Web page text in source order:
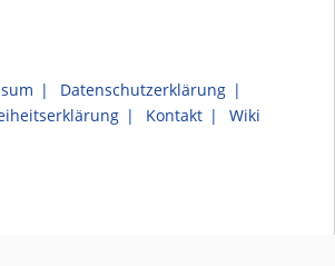
Datenschutzerklärung
Kontakt Wiki